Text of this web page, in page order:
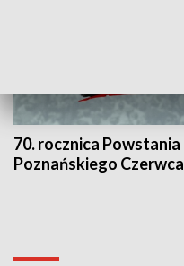
70. rocznica Powstania
Poznańskiego